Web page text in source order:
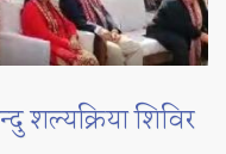
शल्यक्रिया शिविर